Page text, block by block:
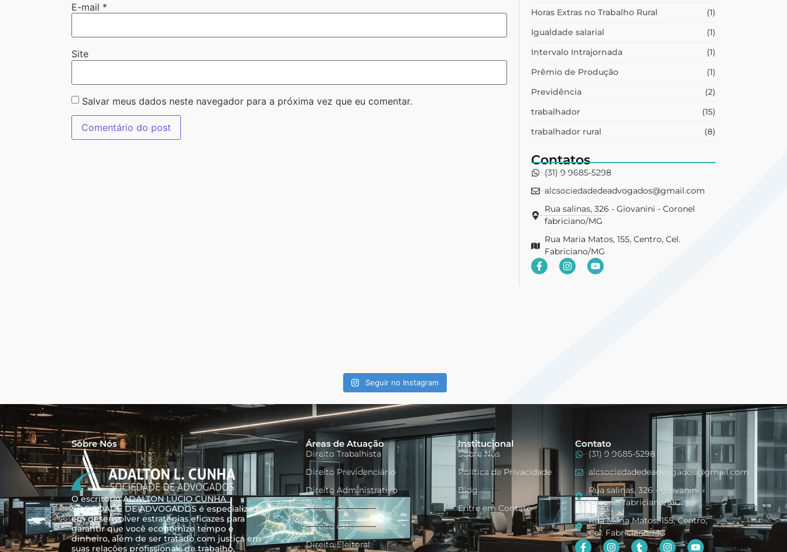
E-mail *
Site
Salvar meus dados neste navegador para a próxima vez que eu comentar.
Horas Extras no Trabalho Rural
(1)
Igualdade salarial
(1)
Intervalo Intrajornada
(1)
Prêmio de Produção
(1)
Previdência
(2)
trabalhador
(15)
trabalhador rural
(8)
Contatos
(31) 9 9685-5298
alcsociedadedeadvogados@gmail.com
Rua salinas, 326 - Giovanini - Coronel
fabriciano/MG
Rua Maria Matos, 155, Centro, Cel.
Fabriciano/MG
Seguir no Instagram
Sobre Nós
O escritório ADALTON LÚCIO CUNHA
SOCIEDADE DE ADVOGADOS é especializado
em desenvolver estratégias eficazes para
garantir que você economize tempo e
dinheiro, além de ser tratado com justiça em
suas relações profissionais de trabalho,
Áreas de Atuação
Direito Trabalhista
Direito Previdenciário
Direito Administrativo
Direito de Família
Direito do Consumidor
Direito Eleitoral
Institucional
Sobre Nós
Política de Privacidade
Blog
Entre em Contato
Contato
(31) 9 9685-5298
alcsociedadedeadvogados@gmail.com
Rua salinas, 326 - Giovanini -
Coronel fabriciano/MG
Rua Maria Matos, 155, Centro,
Cel. Fabriciano/MG